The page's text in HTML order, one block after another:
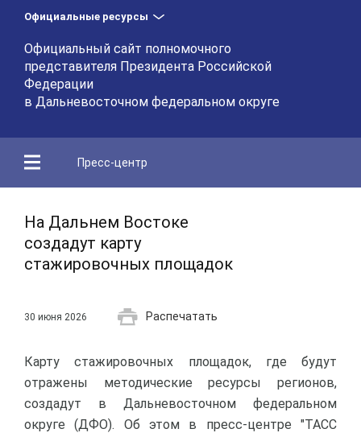
Официальные ресурсы
Официальный сайт полномочного
представителя Президента Российской
Федерации
в Дальневосточном федеральном округе
Пресс-центр
На Дальнем Востоке
создадут карту
стажировочных площадок
30 июня 2026 Распечатать
Карту стажировочных площадок, где будут
отражены методические ресурсы регионов,
создадут в Дальневосточном федеральном
округе (ДФО). Об этом в пресс-центре "ТАСС